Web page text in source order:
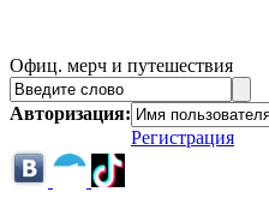
Офиц. мерч и путешествия
Авторизация:
Регистрация